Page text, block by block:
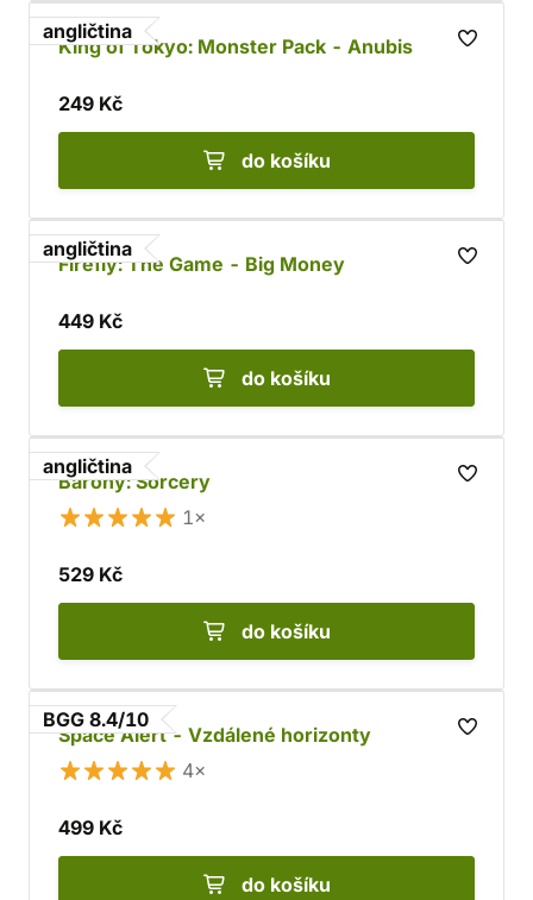
angličtina
King of Tokyo: Monster Pack - Anubis
249 Kč
do košíku
angličtina
Firefly: The Game - Big Money
449 Kč
do košíku
angličtina
Barony: Sorcery
1×
529 Kč
do košíku
BGG 8.4/10
Space Alert - Vzdálené horizonty
4×
499 Kč
do košíku